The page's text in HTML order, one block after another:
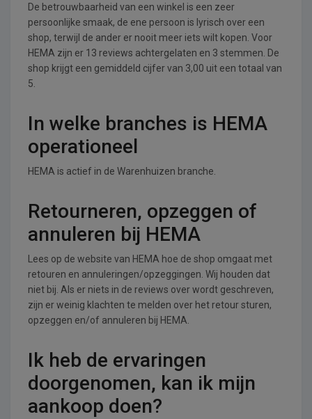
De betrouwbaarheid van een winkel is een zeer
persoonlijke smaak, de ene persoon is lyrisch over een
shop, terwijl de ander er nooit meer iets wilt kopen. Voor
HEMA zijn er 13 reviews achtergelaten en 3 stemmen. De
shop krijgt een gemiddeld cijfer van 3,00 uit een totaal van
5.
In welke branches is HEMA
operationeel
HEMA is actief in de Warenhuizen branche.
Retourneren, opzeggen of
annuleren bij HEMA
Lees op de website van HEMA hoe de shop omgaat met
retouren en annuleringen/opzeggingen. Wij houden dat
niet bij. Als er niets in de reviews over wordt geschreven,
zijn er weinig klachten te melden over het retour sturen,
opzeggen en/of annuleren bij HEMA.
Ik heb de ervaringen
doorgenomen, kan ik mijn
aankoop doen?